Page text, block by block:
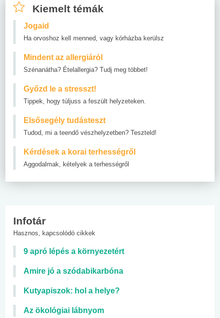
Kiemelt témák
Jogaid
Ha orvoshoz kell menned, vagy kórházba kerülsz
Mindent az allergiáról
Szénanátha? Ételallergia? Tudj meg többet!
Győzd le a stresszt!
Tippek, hogy túljuss a feszült helyzeteken.
Elsősegély tudásteszt
Tudod, mi a teendő vészhelyzetben? Teszteld!
Kérdések a korai terhességről
Aggodalmak, kételyek a terhességről
Infotár
Hasznos, kapcsolódó cikkek
9 apró lépés a környezetért
Amire jó a szódabikarbóna
Kutyapiszok: hol a helye?
Az ökológiai lábnyom